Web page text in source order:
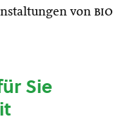
von bio
Sie